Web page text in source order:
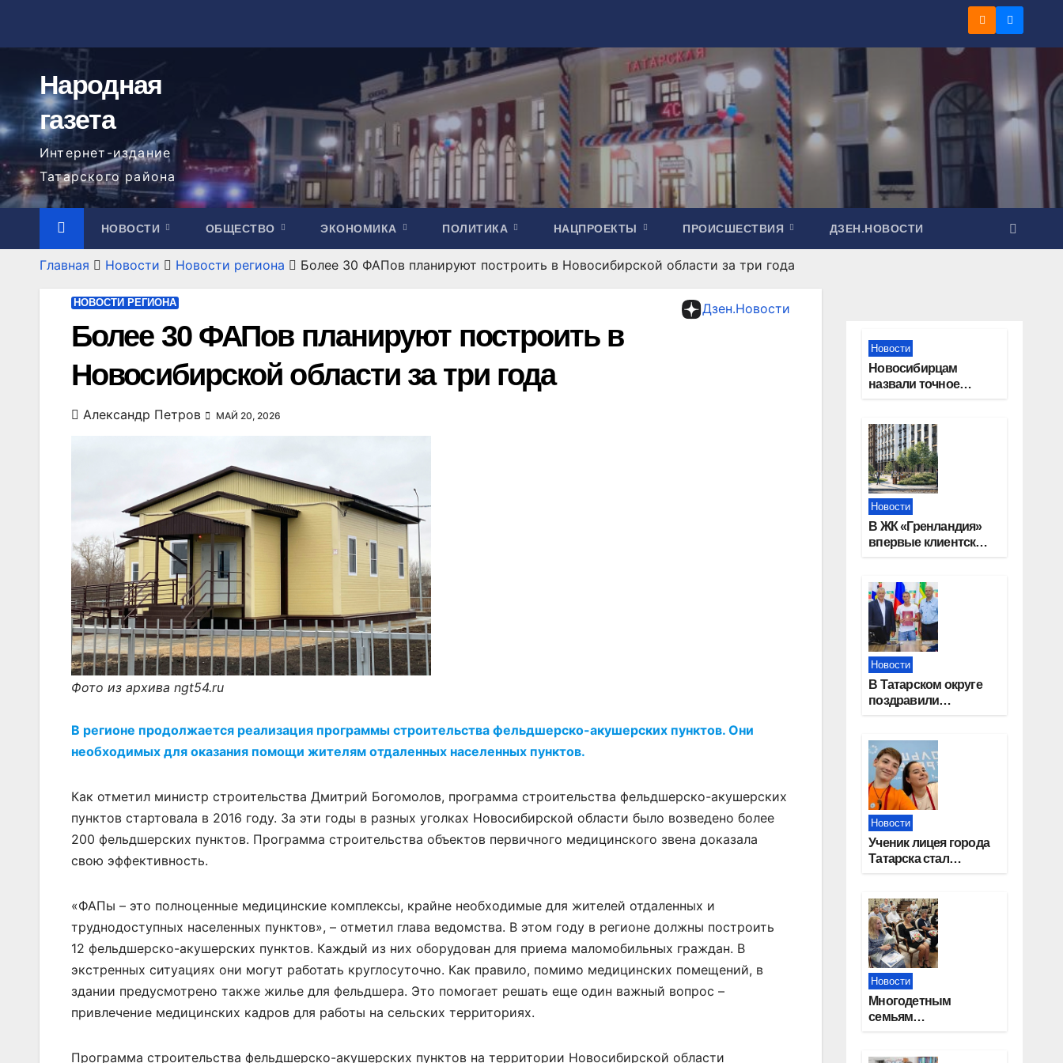
содержимому
Народная
газета
Интернет-издание
Татарского района
НОВОСТИ ОБЩЕСТВО ЭКОНОМИКА ПОЛИТИКА НАЦПРОЕКТЫ ПРОИСШЕСТВИЯ ДЗЕН.НОВОСТИ
Главная Новости Новости региона Более 30 ФАПов планируют построить в Новосибирской области за три года
Дзен.Новости
НОВОСТИ РЕГИОНА
Более 30 ФАПов планируют построить в
Новосибирской области за три года
Александр Петров МАЙ 20, 2026
Фото из архива ngt54.ru
В регионе продолжается реализация программы строительства фельдшерско-акушерских пунктов. Они
необходимых для оказания помощи жителям отдаленных населенных пунктов.
Как отметил министр строительства Дмитрий Богомолов, программа строительства фельдшерско-акушерских
пунктов стартовала в 2016 году. За эти годы в разных уголках Новосибирской области было возведено более
200 фельдшерских пунктов. Программа строительства объектов первичного медицинского звена доказала
свою эффективность.
«ФАПы – это полноценные медицинские комплексы, крайне необходимые для жителей отдаленных и
труднодоступных населенных пунктов», – отметил глава ведомства. В этом году в регионе должны построить
12 фельдшерско-акушерских пунктов. Каждый из них оборудован для приема маломобильных граждан. В
экстренных ситуациях они могут работать круглосуточно. Как правило, помимо медицинских помещений, в
здании предусмотрено также жилье для фельдшера. Это помогает решать еще один важный вопрос –
привлечение медицинских кадров для работы на сельских территориях.
Программа строительства фельдшерско-акушерских пунктов на территории Новосибирской области
Новости
Новосибирцам
назвали точное
праздники в 2027
году
Новости
В ЖК «Гренландия»
впервые клиентские
группы компаний
«СОЮЗ»
Новости
В Татарском округе
поздравили
отрасли
Новости
Ученик лицея города
Татарска стал
Новости
Многодетным
семьям